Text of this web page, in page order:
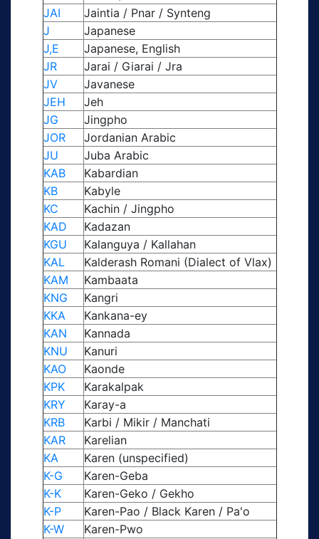
JAI
Jaintia / Pnar / Synteng
J
Japanese
J,E
Japanese, English
JR
Jarai / Giarai / Jra
JV
Javanese
JEH
Jeh
JG
Jingpho
JOR
Jordanian Arabic
JU
Juba Arabic
KAB
Kabardian
KB
Kabyle
KC
Kachin / Jingpho
KAD
Kadazan
KGU
Kalanguya / Kallahan
KAL
Kalderash Romani (Dialect of Vlax)
KAM
Kambaata
KNG
Kangri
KKA
Kankana-ey
KAN
Kannada
KNU
Kanuri
KAO
Kaonde
KPK
Karakalpak
KRY
Karay-a
KRB
Karbi / Mikir / Manchati
KAR
Karelian
KA
Karen (unspecified)
K-G
Karen-Geba
K-K
Karen-Geko / Gekho
K-P
Karen-Pao / Black Karen / Pa'o
K-W
Karen-Pwo